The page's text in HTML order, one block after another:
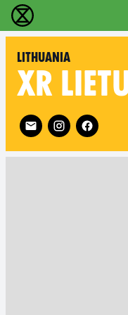
Extinction
Lithuania
XR
Follow XR Lithuania